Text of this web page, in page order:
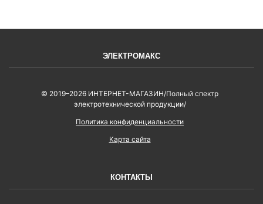
ЭЛЕКТРОМАКС
© 2019–2026 ИНТЕРНЕТ-МАГАЗИН/Полный спектр
электротехнической продукции/
Политика конфиденциальности
Карта сайта
КОНТАКТЫ